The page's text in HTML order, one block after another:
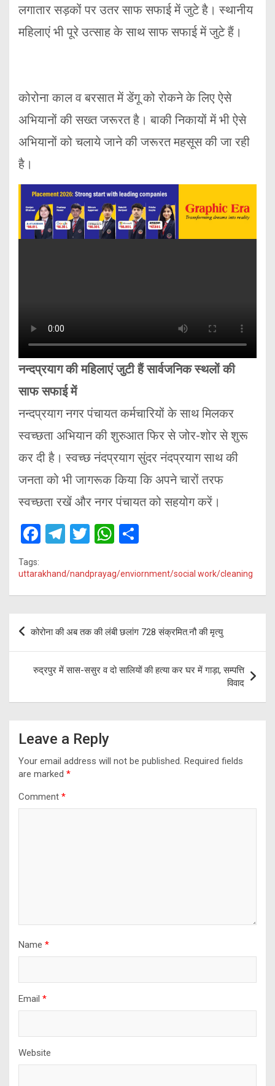
लगातार सड़कों पर उतर साफ सफाई में जुटे है। स्थानीय
महिलाएं भी पूरे उत्साह के साथ साफ सफाई में जुटे हैं।
कोरोना काल व बरसात में डेंगू को रोकने के लिए ऐसे
अभियानों की सख्त जरूरत है। बाकी निकायों में भी ऐसे
अभियानों को चलाये जाने की जरूरत महसूस की जा रही
है।
नन्दप्रयाग की महिलाएं जुटी हैं सार्वजनिक स्थलों की
साफ सफाई में
नन्दप्रयाग नगर पंचायत कर्मचारियों के साथ मिलकर
स्वच्छता अभियान की शुरुआत फिर से जोर-शोर से शुरू
कर दी है। स्वच्छ नंदप्रयाग सुंदर नंदप्रयाग साथ की
जनता को भी जागरूक किया कि अपने चारों तरफ
स्वच्छता रखें और नगर पंचायत को सहयोग करें।
F
ce
b
o
k
T
e
gr
m
T
tt
er
W
at
s
p
p
ar
e
Tags:
uttarakhand/nandprayag/enviornment/social work/cleaning
Post
navigation
कोरोना की अब तक की लंबी छलांग 728 संक्रमित.नौ की मृत्यु
रुद्रपुर में सास-ससुर व दो सालियों की हत्या कर घर में गाड़ा, सम्पत्ति
विवाद
Leave a Reply
Your email address will not be published. Required fields
are marked *
Comment *
Name *
Email *
Website